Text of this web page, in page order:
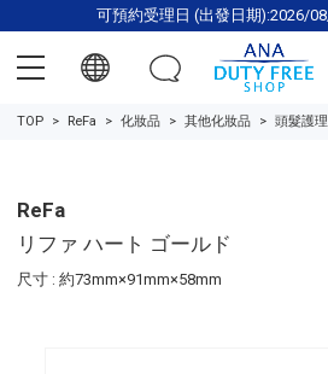
可預約受理日 (出發日期):2026/
TOP ReFa 化妝品 其他化妝品 頭髮護理
ReFa
リファ ハート ゴールド
尺寸 : 約73mm×91mm×58mm